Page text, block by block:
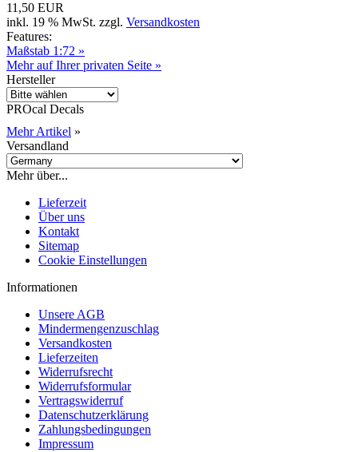
11,50 EUR
inkl. 19 % MwSt. zzgl. Versandkosten
Features:
Maßstab 1:72 »
Mehr auf Ihrer privaten Seite »
Hersteller
PROcal Decals
Mehr Artikel »
Versandland
Mehr über...
Lieferzeit
Über uns
Kontakt
Sitemap
Cookie Einstellungen
Informationen
Unsere AGB
Mindermengenzuschlag
Versandkosten
Lieferzeiten
Widerrufsrecht
Widerrufsformular
Vertragswiderruf
Datenschutzerklärung
Zahlungsbedingungen
Impressum